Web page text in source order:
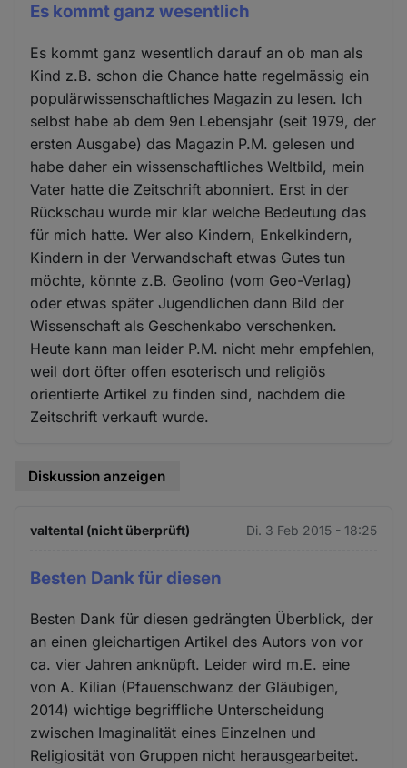
Es kommt ganz wesentlich
Es kommt ganz wesentlich darauf an ob man als
Kind z.B. schon die Chance hatte regelmässig ein
populärwissenschaftliches Magazin zu lesen. Ich
selbst habe ab dem 9en Lebensjahr (seit 1979, der
ersten Ausgabe) das Magazin P.M. gelesen und
habe daher ein wissenschaftliches Weltbild, mein
Vater hatte die Zeitschrift abonniert. Erst in der
Rückschau wurde mir klar welche Bedeutung das
für mich hatte. Wer also Kindern, Enkelkindern,
Kindern in der Verwandschaft etwas Gutes tun
möchte, könnte z.B. Geolino (vom Geo-Verlag)
oder etwas später Jugendlichen dann Bild der
Wissenschaft als Geschenkabo verschenken.
Heute kann man leider P.M. nicht mehr empfehlen,
weil dort öfter offen esoterisch und religiös
orientierte Artikel zu finden sind, nachdem die
Zeitschrift verkauft wurde.
Diskussion anzeigen
valtental (nicht überprüft) Di. 3 Feb 2015 - 18:25
Besten Dank für diesen
Besten Dank für diesen gedrängten Überblick, der
an einen gleichartigen Artikel des Autors von vor
ca. vier Jahren anknüpft. Leider wird m.E. eine
von A. Kilian (Pfauenschwanz der Gläubigen,
2014) wichtige begriffliche Unterscheidung
zwischen Imaginalität eines Einzelnen und
Religiosität von Gruppen nicht herausgearbeitet.